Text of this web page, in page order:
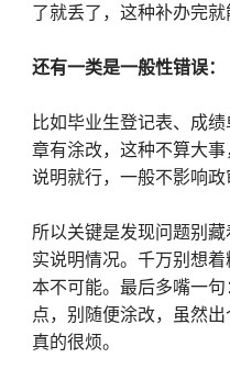
了就丢了，这种补办完就
还有一类是一般性错误：
比如毕业生登记表、成
章有涂改，这种不算大
说明就行，一般不影响政
所以关键是发现问题别
实说明情况。千万别想
本不可能。最后多嘴一
点，别随便涂改，虽然
真的很烦。